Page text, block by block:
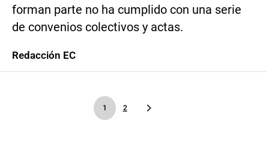
forman parte no ha cumplido con una serie
de convenios colectivos y actas.
Redacción EC
1 2